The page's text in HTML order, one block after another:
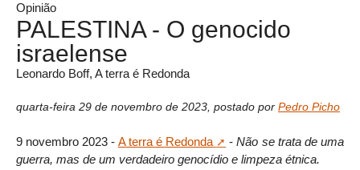
Opinião
PALESTINA - O genocido
israelense
Leonardo Boff, A terra é Redonda
quarta-feira 29 de novembro de 2023 postado por Pedro Picho
9 novembro 2023 - A terra é Redonda -Não se trata de uma
guerra, mas de um verdadeiro genocídio e limpeza étnica.